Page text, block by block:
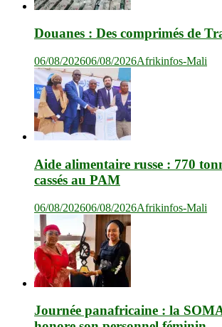
Douanes : Des comprimés de
06/08/202606/08/2026Afrikinfos-Mali
Aide alimentaire russe : 770
cassés au PAM
06/08/202606/08/2026Afrikinfos-Mali
Journée panafricaine : la